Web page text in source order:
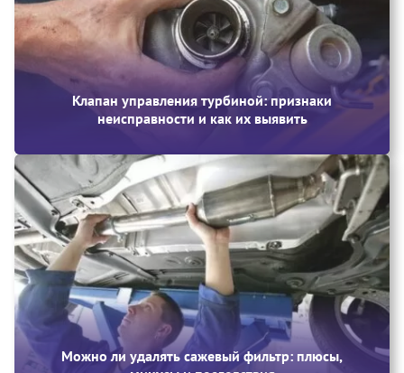
Клапан управления турбиной: признаки
неисправности и как их выявить
Можно ли удалять сажевый фильтр: плюсы,